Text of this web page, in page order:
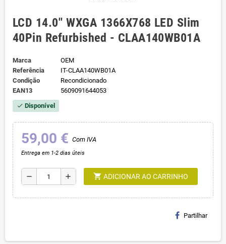
LCD 14.0'' WXGA 1366X768 LED Slim
40Pin Refurbished - CLAA140WB01A
Marca
OEM
Referência
IT-CLAA140WB01A
Condição
Recondicionado
EAN13
5609091644053
check Disponível
59,00 € Com IVA
Entrega em 1-2 dias úteis
remove add shopping_cart ADICIONAR AO CARRINHO
Partilhar